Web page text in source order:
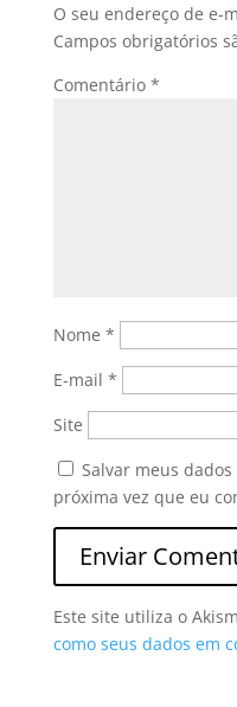
O seu endereço de e-
Campos obrigatórios
Comentário *
Nome *
E-mail *
Site
Salvar meus
próxima vez que eu
Este site utiliza o
como seus dados em